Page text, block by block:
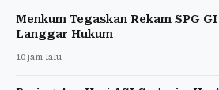
Menkum Tegaskan Rekam SPG
Langgar Hukum
10 jam lalu